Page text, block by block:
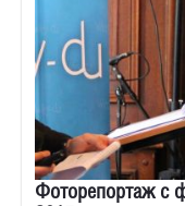
Фоторепортаж с